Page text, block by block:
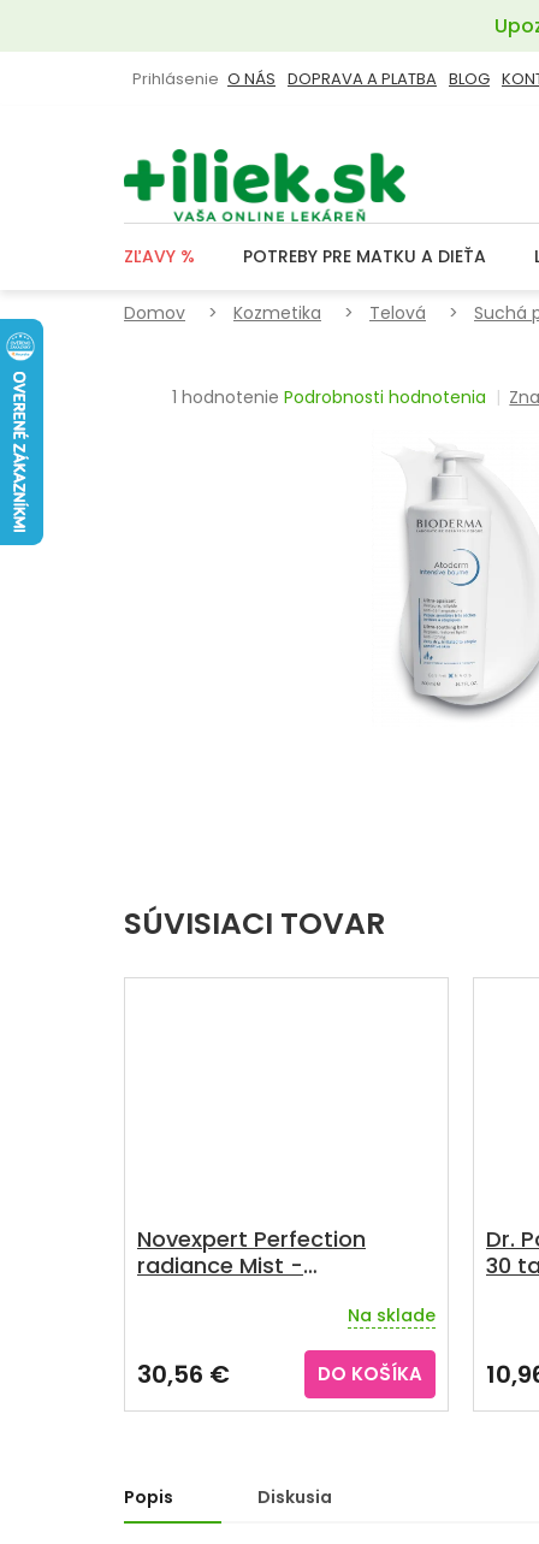
obsah
O NÁS DOPRAVA A PLATBA BLOG
Prihlásenie
ZĽAVY % POTREBY PRE MATKU A DIEŤA
Domov Kozmetika Telová Suchá
Priemerné
1 hodnotenie Podrobnosti hodnotenia
SÚVISIACI TOVAR
Novexpert Perfection
radiance Mist -
Na sklade
30,56 € DO KOŠÍKA
Dr.
30
je
4,0
Popis Diskusia